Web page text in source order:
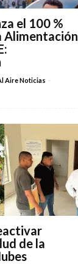
el 100 %
Alimentación
Aire Noticias -
de la